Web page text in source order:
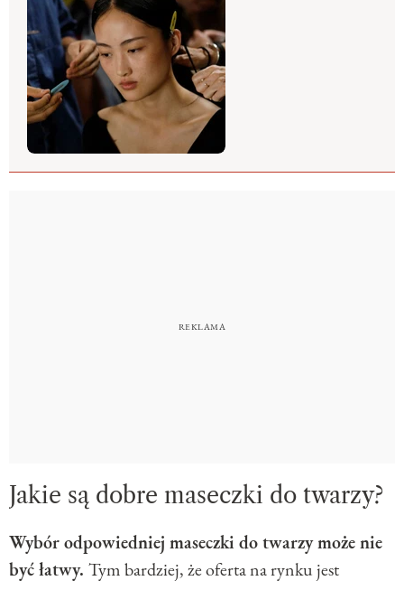
Jakie są dobre maseczki do twarzy?
Wybór odpowiedniej maseczki do twarzy może nie
być łatwy. Tym bardziej, że oferta na rynku jest